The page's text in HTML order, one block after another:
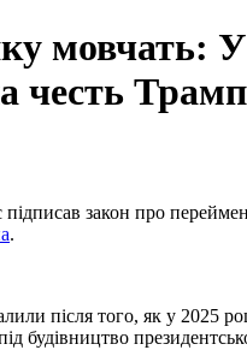
мовчать:
честь
.
після того, як у 2025
будівництво